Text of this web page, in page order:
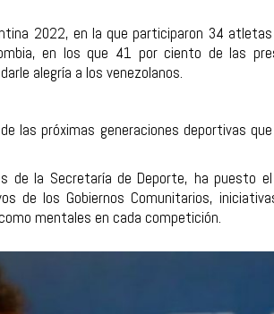
2022, en la que participaron 34
en los que 41 por ciento de las
alegría a los venezolanos.
las próximas generaciones deportivas
de la Secretaría de Deporte, ha puesto
de los Gobiernos Comunitarios,
mentales en cada competición.